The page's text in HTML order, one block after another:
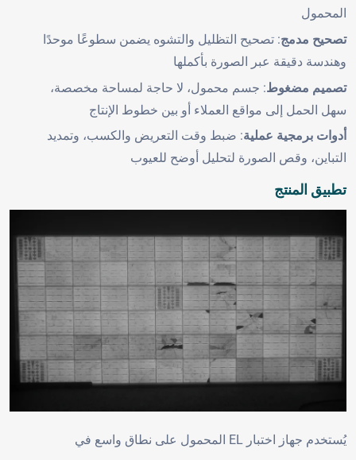
المحمول
تصحيح مدمج: تصحيح التظليل والتشوه يضمن سطوعًا موحدًا
وهندسة دقيقة عبر الصورة بأكملها
تصميم مضغوط: جسم محمول، لا حاجة لمساحة مخصصة،
سهل الحمل إلى مواقع العملاء أو بين خطوط الإنتاج
أدوات برمجية عملية: ضبط وقت التعريض والكسب، وتمديد
التباين، وقص الصورة لتحليل أوضح للعيوب
تطبيق المنتج
يُستخدم جهاز اختبار EL المحمول على نطاق واسع في